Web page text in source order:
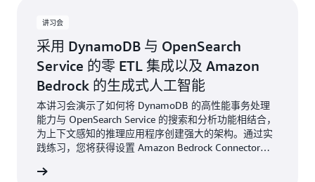
讲习会
采用 DynamoDB 与 OpenSearch
Service 的零 ETL 集成以及 Amazon
Bedrock 的生成式人工智能
本讲习会演示了如何将 DynamoDB 的高性能事务处理
能力与 OpenSearch Service 的搜索和分析功能相结合，
为上下文感知的推理应用程序创建强大的架构。通过实
践练习，您将获得设置 Amazon Bedrock Connector、
知识。